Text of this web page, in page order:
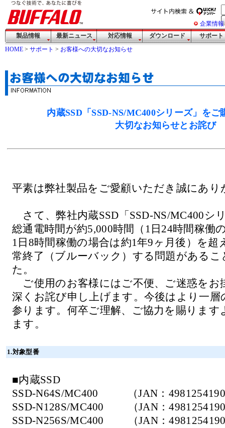
製品情報 最新ニュース 対応情報 ダウンロード サポート
企業情報
HOME > サポート > お客様への大切なお知らせ
内蔵SSD「SSD-NS/MC400シリーズ」をご
大切なお知らせとお詫び
平素は弊社製品をご愛顧いただき誠にあ
さて、弊社内蔵SSD「SSD-NS/MC400シ
総通電時間が約5,000時間（1日24時間稼働
1日8時間稼働の場合は約1年9ヶ月後）を
常終了（ブルーバック）する問題がある
た。
ご使用のお客様にはご不便、ご迷惑をお
深くお詫び申し上げます。今後はより一層
参ります。何卒ご理解、ご協力を賜ります
ます。
1.対象型番
■内蔵SSD
SSD-N64S/MC400 （JAN：
SSD-N128S/MC400 （JAN：
SSD-N256S/MC400 （JAN：